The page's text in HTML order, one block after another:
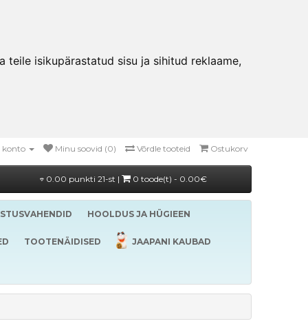
teile isikupärastatud sisu ja sihitud reklaame,
konto Minu soovid (0) Võrdle tooteid Ostukorv
0.00 punkti 21-st | 0 toode(t) - 0.00€
HOOLDUS JA HÜGIEEN
TOOTENÄIDISED JAAPANI KAUBAD